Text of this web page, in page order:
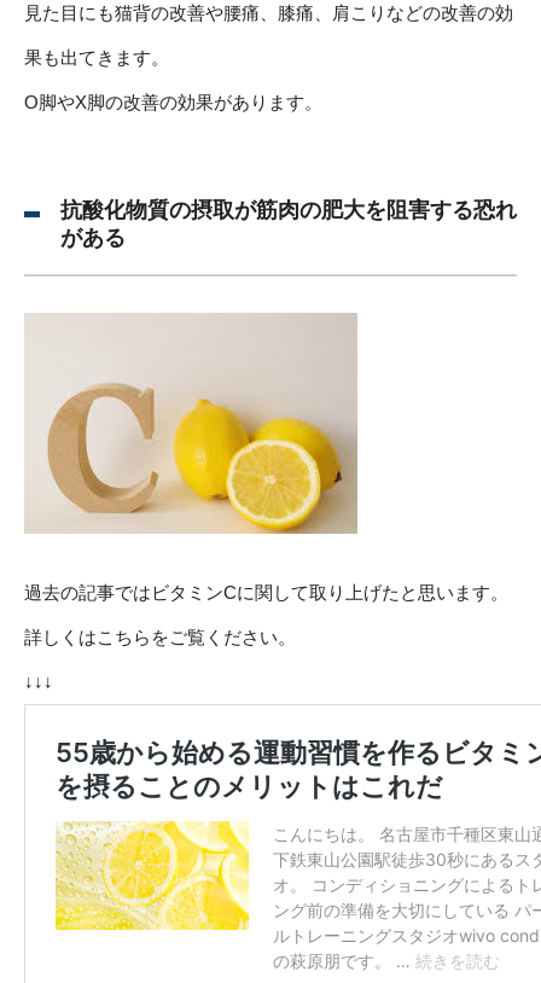
見た目にも猫背の改善や腰痛、膝痛、肩こりなどの改善の効
果も出てきます。
O脚やX脚の改善の効果があります。
抗酸化物質の摂取が筋肉の肥大を阻害する恐れ
がある
過去の記事ではビタミンCに関して取り上げたと思います。
詳しくはこちらをご覧ください。
↓↓↓